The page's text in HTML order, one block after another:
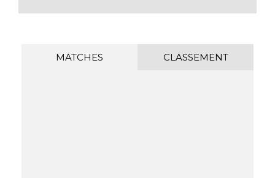
MATCHES CLASSEMENT